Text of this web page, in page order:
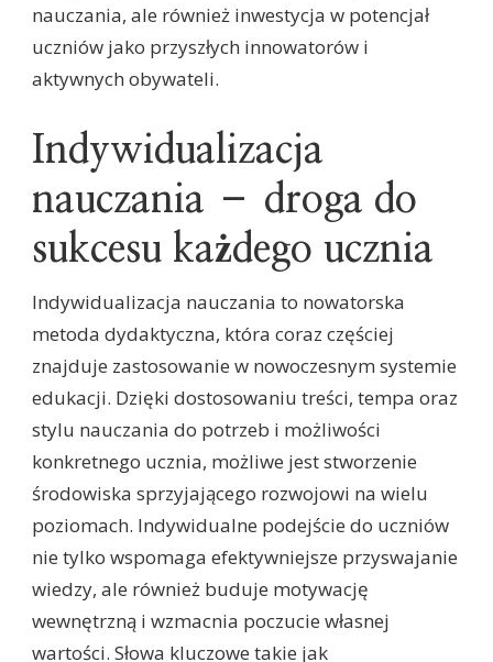
nauczania, ale również inwestycja w potencjał
uczniów jako przyszłych innowatorów i
aktywnych obywateli.
Indywidualizacja
nauczania – droga do
sukcesu każdego ucznia
Indywidualizacja nauczania to nowatorska
metoda dydaktyczna, która coraz częściej
znajduje zastosowanie w nowoczesnym systemie
edukacji. Dzięki dostosowaniu treści, tempa oraz
stylu nauczania do potrzeb i możliwości
konkretnego ucznia, możliwe jest stworzenie
środowiska sprzyjającego rozwojowi na wielu
poziomach. Indywidualne podejście do uczniów
nie tylko wspomaga efektywniejsze przyswajanie
wiedzy, ale również buduje motywację
wewnętrzną i wzmacnia poczucie własnej
wartości. Słowa kluczowe takie jak